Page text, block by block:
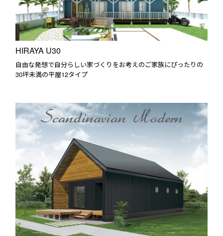
HIRAYA U30
自由な発想で自分らしい家づくりをお考えのご家族にぴったりの
30坪未満の平屋12タイプ